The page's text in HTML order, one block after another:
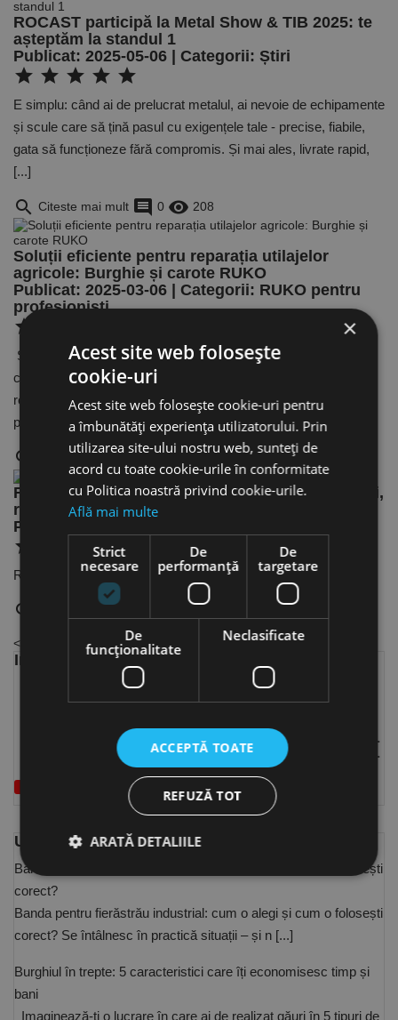
ROCAST participă la Metal Show & TIB 2025: te
așteptăm la standul 1
Publicat: 2025-05-06 | Categorii: Știri
star star star star star
E simplu: când ai de prelucrat metalul, ai nevoie de echipamente
și scule care să țină pasul cu exigențele tale - precise, fiabile,
gata să funcționeze fără compromis. Și mai ales, livrate rapid,
[...]
search Citeste mai mult comment 0 remove_red_eye 208
Soluții eficiente pentru reparația utilajelor
agricole: Burghie și carote RUKO
Publicat: 2025-03-06 | Categorii: RUKO pentru
profesioniști
star
Soluții eficiente pentru reparația utilajelor agricole: Burghie și
carote RUKOÎn domeniul agribusiness-ului, mentenanța și
reparația utilajelor agricole sunt esențiale pentru menținerea
producti [...]
search Citeste mai mult comment 0 remove_red_eye207
Răcirea și lubrifierea burghielor – motive, soluții,
recomandări
Publicat: 2025-02-10 | Categorii:
star star star
Răcirea și lubrifierea burghielor – motive, soluții, recomandări
search
<< 7 >>
Info Center Categorii
INFO Rocast (3)

Ghid si Resurse

Ultimele articole pe Info Center
Banda pentru fierăstrău industrial: cum o alegi și cum o folosești
corect?
Banda pentru fierăstrău industrial: cum o alegi și cum o folosești
corect? Se întâlnesc în practică situații – și n [...]
Burghiul în trepte: 5 caracteristici care îți economisesc timp și
bani
Imaginează-ți o lucrare în care ai de realizat găuri în 5 tipuri de
×
Acest site web folosește
cookie-uri
Acest site web folosește cookie-uri pentru
a îmbunătăți experiența utilizatorului. Prin
utilizarea site-ului nostru web, sunteți de
acord cu toate cookie-urile în conformitate
cu Politica noastră privind cookie-urile.
Află mai multe
Strict
necesare
De
performanță
De
targetare
De
funcţionalitate
Neclasificate
ACCEPTĂ TOATE
REFUZĂ TOT
ARATĂ DETALIILE
Strict necesare
De performanță
De targetare
De funcţionalitate
principală a site-ului web, cum ar fi autentificarea